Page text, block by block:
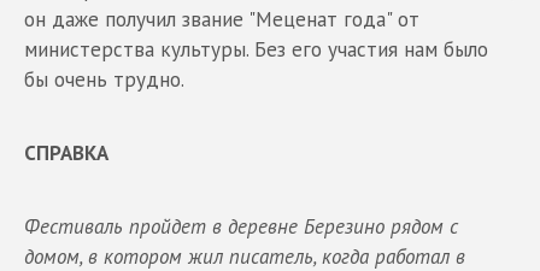
он даже получил звание "Меценат года" от
министерства культуры. Без его участия нам было
бы очень трудно.
СПРАВКА
Фестиваль пройдет в деревне Березино рядом с
домом, в котором жил писатель, когда работал в